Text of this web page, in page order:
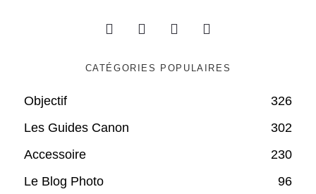
CATÉGORIES POPULAIRES
Objectif
326
Les Guides Canon
302
Accessoire
230
Le Blog Photo
96